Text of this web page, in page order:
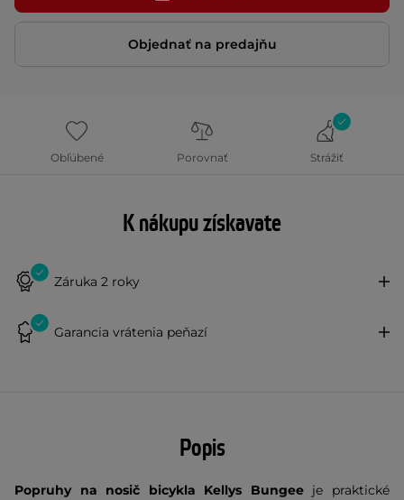
Objednať na predajňu
Obľúbené Porovnať Strážiť
K nákupu získavate
Záruka 2 roky
Garancia vrátenia peňazí
Popis
Popruhy na nosič bicykla Kellys Bungeeje praktické